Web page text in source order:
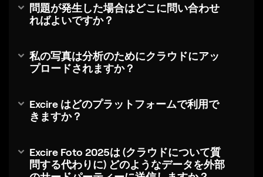
問題が発生した場合はどこに問い合わせ
ればよいですか？
私の写真は分析のためにクラウドにアッ
プロードされますか？
Excire はどのプラットフォームで利用で
きますか？
Excire Foto 2025は (クラウドについて質
問する代わりに) どのようなデータを外部